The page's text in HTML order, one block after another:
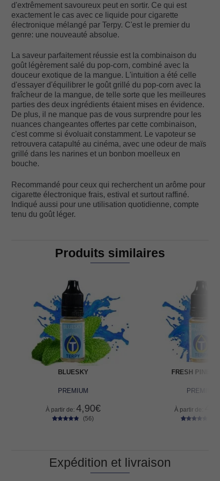
d'extrêmement savoureux peut en sortir. Ce qui est
exactement le cas avec ce liquide pour cigarette
électronique mélangé par Terpy. C'est le premier du
genre: une nouveauté absolue.
La saveur parfaitement réussie est la combinaison du
goût légèrement salé du pop-corn, combiné avec la
douceur exotique de la mangue. L'intuition a été celle
d'essayer d'équilibrer le goût grillé du pop-corn avec la
fraîcheur de la mangue, de telle sorte que les meilleures
parties des deux ingrédients étaient mises en évidence.
De plus, il ne manque pas de vous surprendre pour les
nuances changeantes offertes par cette combinaison,
c'est comme si évoluait constamment. Le vapoteur se
retrouvera catapulté au cinéma, avec une odeur de maïs
grillé dans les narines et un bonbon moelleux en
bouche.
Recommandé pour ceux qui recherchent un arôme pour
cigarette électronique frais, estival et surtout raffiné.
Indiqué aussi pour une utilisation quotidienne, compte
tenu du goût léger.
Produits similaires
BLUESKY
PREMIUM
À partir de: 4,90€
(56)
FRESH
PREMIUM
À partir de:
Expédition et livraison